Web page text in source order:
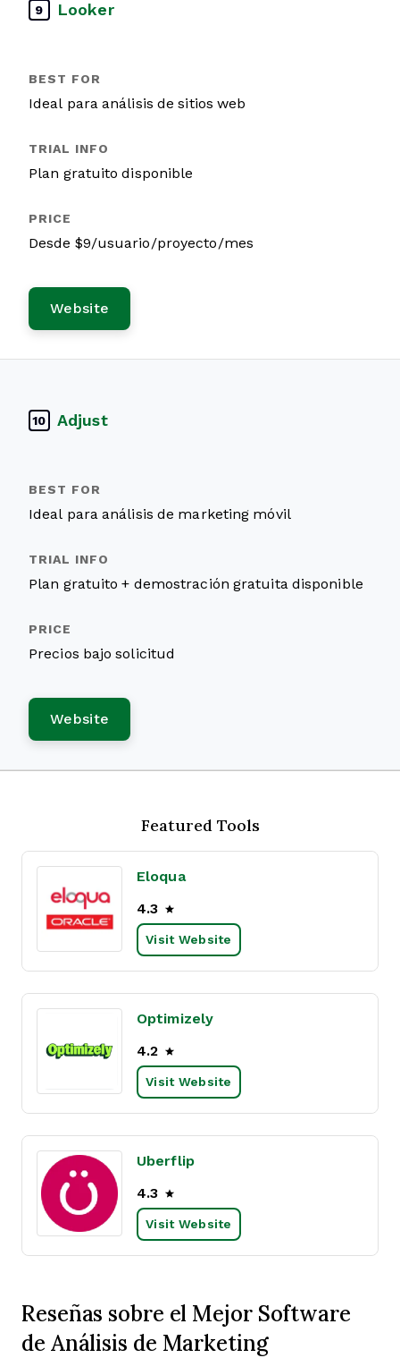
9 Looker
Ideal para análisis de sitios web
Plan gratuito disponible
Desde $9/usuario/proyecto/mes
Website
10 Adjust
Ideal para análisis de marketing móvil
Plan gratuito + demostración gratuita disponible
Precios bajo solicitud
Website
Featured Tools
Eloqua
4.3
Visit Website
Optimizely
4.2
Visit Website
Uberflip
4.3
Visit Website
Reseñas sobre el Mejor Software
de Análisis de Marketing